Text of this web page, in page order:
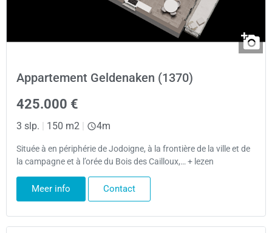
Appartement Geldenaken (1370)
425.000 €
3 slp. 150 m2 4m
Située à en périphérie de Jodoigne, à la frontière de la ville et de
la campagne et à l’orée du Bois des Cailloux,… + lezen
Meer info Contact